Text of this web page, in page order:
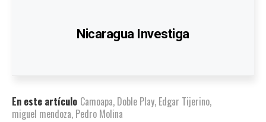
Nicaragua Investiga
En este artículo Camoapa, Doble Play, Edgar Tijerino,
miguel mendoza, Pedro Molina